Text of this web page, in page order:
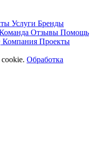
Услуги Бренды
Отзывы Помощь
Компания Проекты
Обработка